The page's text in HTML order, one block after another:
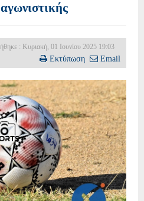
: Κυριακή, 01 Ιουνίου 2025 19:03
Εκτύπωση
Email